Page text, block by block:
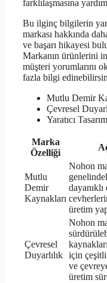
farklılaşmasına
Bu ilginç bilgilerin
markası hakkında
ve başarı hikayesi
Markanın ürünlerini
müşteri yorumlarını
fazla bilgi
Mutlu Demir
Çevresel
Yaratıcı
Marka
Özelliği
Mutlu
Demir
Kaynakları
Nohon
üretim
Çevresel
Duyarlılık
Nohon
için
ve
üretim